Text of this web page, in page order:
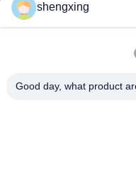
Contrôle de la
shengxing
Good day, what product